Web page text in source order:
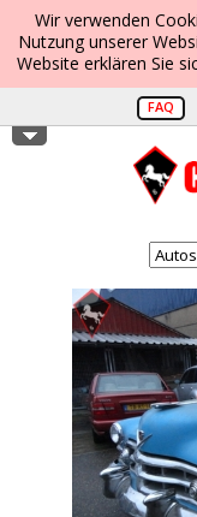
Wir verwenden
Nutzung unserer
Website erklären Sie
FAQ